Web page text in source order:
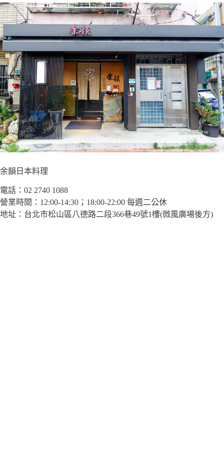
余韻日本料理
電話：02 2740 1088
營業時間：12:00-14:30；18:00-22:00 每週二公休
地址：台北市松山區八德路二段366巷49號1樓(微風廣場後方)